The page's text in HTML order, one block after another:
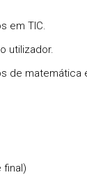
em TIC.
utilizador.
de matemática
final)